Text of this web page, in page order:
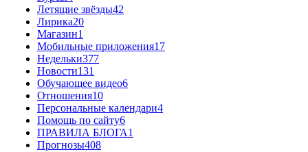
Летящие звёзды42
Лирика20
Магазин1
Мобильные приложения17
Недельки377
Новости131
Обучающее видео6
Отношения10
Персональные календари4
Помощь по сайту6
ПРАВИЛА БЛОГА1
Прогнозы408